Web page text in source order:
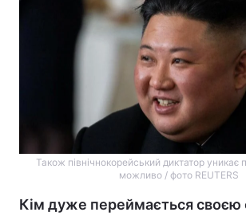
Також північнокорейський диктатор уникає
можливо / фото REUTERS
Кім дуже переймається своєю